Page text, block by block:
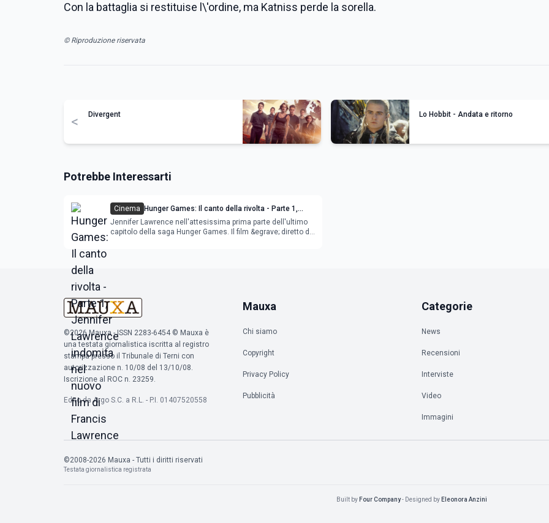
Con la battaglia si restituise l\'ordine, ma Katniss perde la sorella.
© Riproduzione riservata
< Divergent Lo Hobbit - Andata e ritorno
Potrebbe Interessarti
Cinema
Hunger Games: Il canto della rivolta - Parte 1,
Jennifer Lawrence indomita nel nuovo film di
Francis Lawrence
Jennifer Lawrence nell'attesissima prima parte dell'ultimo
capitolo della saga Hunger Games. Il film &egrave; diretto da
©2026 Mauxa - ISSN 2283-6454 © Mauxa è
una testata giornalistica iscritta al registro
stampa presso il Tribunale di Terni con
autorizzazione n. 10/08 del 13/10/08.
Iscrizione al ROC n. 23259.
Edito da Argo S.C. a R.L. - P.I. 01407520558
Mauxa
Chi siamo
Copyright
Privacy Policy
Pubblicità
Categorie
News
Recensioni
Interviste
Video
Immagini
©2008-2026 Mauxa - Tutti i diritti riservati
Testata giornalistica registrata
Built by Four Company- Designed by Eleonora Anzini